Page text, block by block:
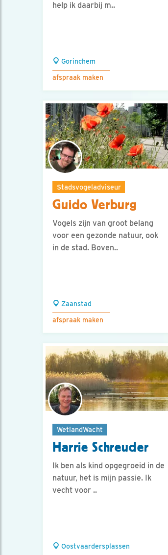
help ik daarbij m..
Gorinchem
afspraak maken
Stadsvogeladviseur
Guido Verburg
Vogels zijn van groot belang
voor een gezonde natuur, ook
in de stad. Boven..
Zaanstad
afspraak maken
WetlandWacht
Harrie Schreuder
Ik ben als kind opgegroeid in de
natuur, het is mijn passie. Ik
vecht voor ..
Oostvaardersplassen